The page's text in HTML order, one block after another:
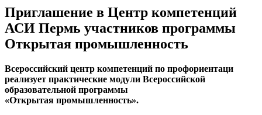
Приглашение в Центр компетенций
АСИ Пермь участников программы
Открытая промышленность
Всероссийский центр компетенций по профориентаци
реализует практические модули Всероссийской
образовательной программы
«Открытая промышленность».